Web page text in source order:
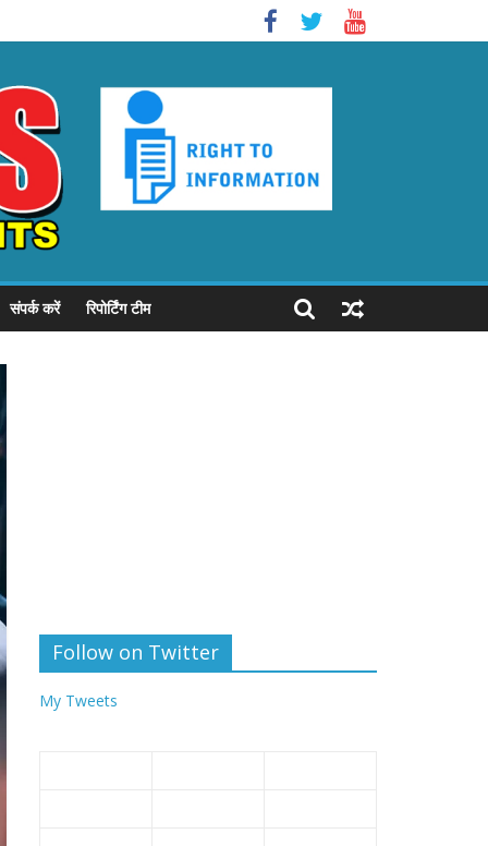
संपर्क करें रिपोर्टिंग टीम
Follow on Twitter
My Tweets